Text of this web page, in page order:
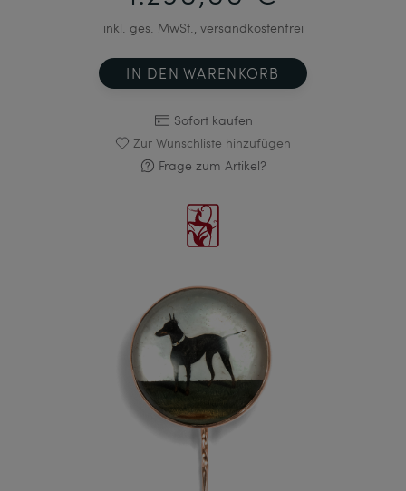
inkl. ges. MwSt., versandkostenfrei
IN DEN WARENKORB
Sofort kaufen
Zur Wunschliste hinzufügen
Frage zum Artikel?